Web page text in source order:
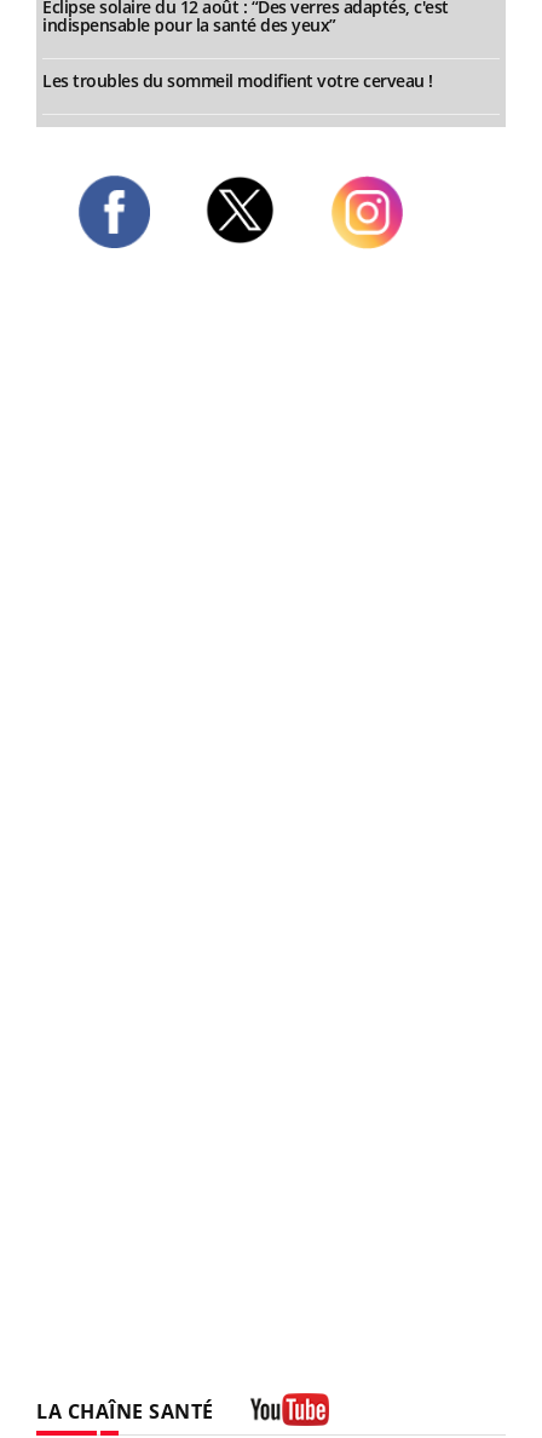
Éclipse solaire du 12 août : “Des verres adaptés, c'est
indispensable pour la santé des yeux”
Les troubles du sommeil modifient votre cerveau !
LA CHAÎNE SANTÉ